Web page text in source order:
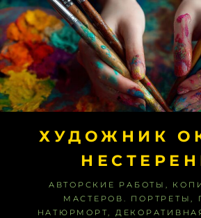
Перейти
к
содержимому
ХУДОЖНИК
АВТОРСКИЕ РАБОТЫ,
МАСТЕРОВ. ПОРТРЕТЫ,
НАТЮРМОРТ,